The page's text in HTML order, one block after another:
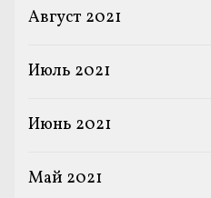
Август 2021
Июль 2021
Июнь 2021
Май 2021